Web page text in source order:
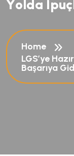
Yolda İpuç
Home
LGS’ye
Başarıya